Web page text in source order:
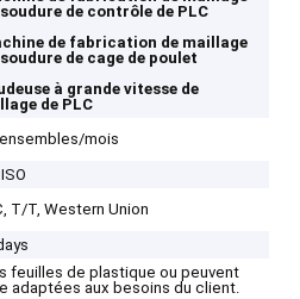
de contrôle de PLC
de fabrication de maillage
de cage de poulet
à grande vitesse de
de PLC
mois
T/T, Western Union
feuilles de plastique ou peuvent
adaptées aux besoins du client.